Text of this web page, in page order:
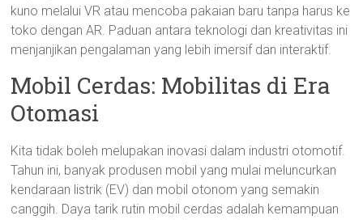
kuno melalui VR atau mencoba pakaian baru tanpa harus ke
toko dengan AR. Paduan antara teknologi dan kreativitas ini
menjanjikan pengalaman yang lebih imersif dan interaktif.
Mobil Cerdas: Mobilitas di Era
Otomasi
Kita tidak boleh melupakan inovasi dalam industri otomotif.
Tahun ini, banyak produsen mobil yang mulai meluncurkan
kendaraan listrik (EV) dan mobil otonom yang semakin
canggih. Daya tarik rutin mobil cerdas adalah kemampuan